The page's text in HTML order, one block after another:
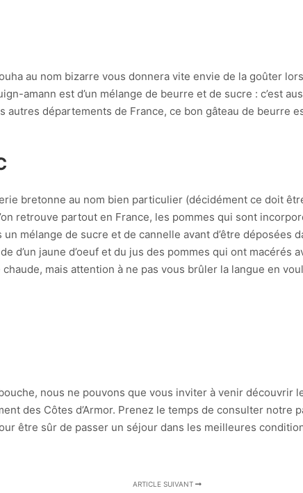
au nom bizarre vous donnera vite envie de la goûter
amann est d’un mélange de beurre et de sucre : c’est
départements de France, ce bon gâteau de beurre
bretonne au nom bien particulier (décidément ce doit
retrouve partout en France, les pommes qui sont
mélange de sucre et de cannelle avant d’être déposées
d’un jaune d’oeuf et du jus des pommes qui ont macérés
mais attention à ne pas vous brûler la langue en
nous ne pouvons que vous inviter à venir découvrir
des Côtes d’Armor. Prenez le temps de consulter notre
être sûr de passer un séjour dans les meilleures
ARTICLE SUIVANT